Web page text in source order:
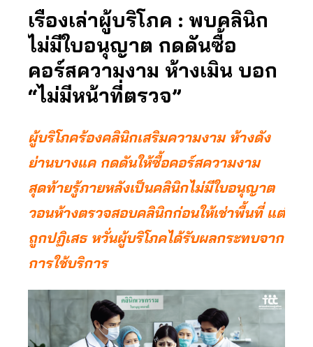
เรื่องเล่าผู้บริโภค : พบคลินิก
ไม่มีใบอนุญาต กดดันซื้อ
คอร์สความงาม ห้างเมิน บอก
“ไม่มีหน้าที่ตรวจ”
ผู้บริโภคร้องคลินิกเสริมความงาม ห้างดัง
ย่านบางแค กดดันให้ซื้อคอร์สความงาม
สุดท้ายรู้ภายหลังเป็นคลินิกไม่มีใบอนุญาต
วอนห้างตรวจสอบคลินิกก่อนให้เช่าพื้นที่ แต่
ถูกปฏิเสธ หวั่นผู้บริโภคได้รับผลกระทบจาก
การใช้บริการ